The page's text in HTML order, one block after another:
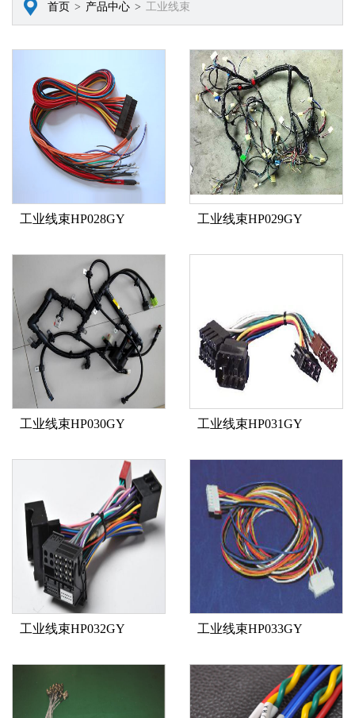
首页 > 产品中心 > 工业线束
工业线束HP028GY 工业线束HP029GY
工业线束HP030GY 工业线束HP031GY
工业线束HP032GY 工业线束HP033GY